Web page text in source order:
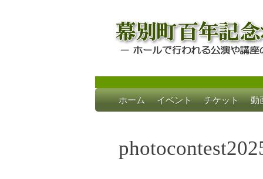
幕別町百年記
ホールで行われる公演や講座のご案内
Skip
to
ホーム イベント チケット 動